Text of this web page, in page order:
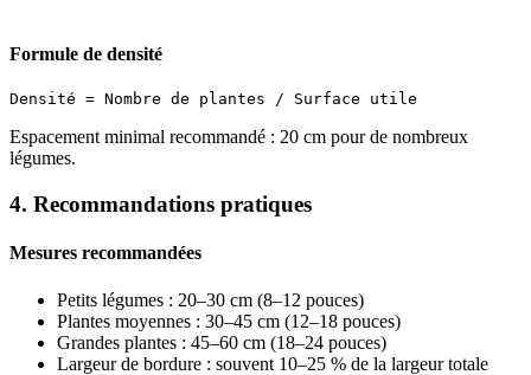
Formule de densité
Espacement minimal recommandé : 20 cm pour de nombreux
légumes.
4. Recommandations pratiques
Mesures recommandées
Petits légumes : 20–30 cm (8–12 pouces)
Plantes moyennes : 30–45 cm (12–18 pouces)
Grandes plantes : 45–60 cm (18–24 pouces)
Largeur de bordure : souvent 10–25 % de la largeur totale